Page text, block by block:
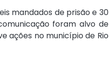
mandados de prisão e 30
foram alvo de
ações no município de Rio